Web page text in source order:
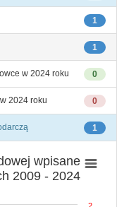
1
1
0
w 2024 roku
0
2024 roku
1
wpisane
2009 - 2024